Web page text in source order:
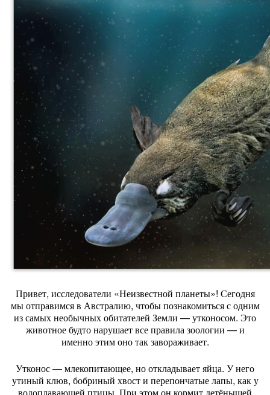
Привет, исследователи «Неизвестной планеты»! Сегодня
мыотправимсяв Австралию, чтобыпознакомитьсясодним
изсамыхнеобычныхобитателей Земли — утконосом. Это
животноебудтонарушаетвсеправилазоологии — и
именноэтимонотакзавораживает.
Утконос— млекопитающее, нооткладываетяйца. Унего
утиный клюв, бобриный хвости перепончатыелапы, каку